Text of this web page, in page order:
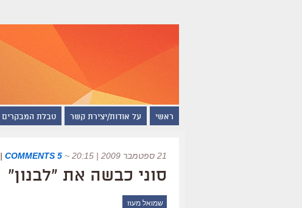
ראשי על אודות/יצירת קשר טבלת המבקרים
21 ספטמבר 2009 | 20:15 ~
5 COMMENTS
|
סוני כבשה את "לבנון"
שמואל מעוז